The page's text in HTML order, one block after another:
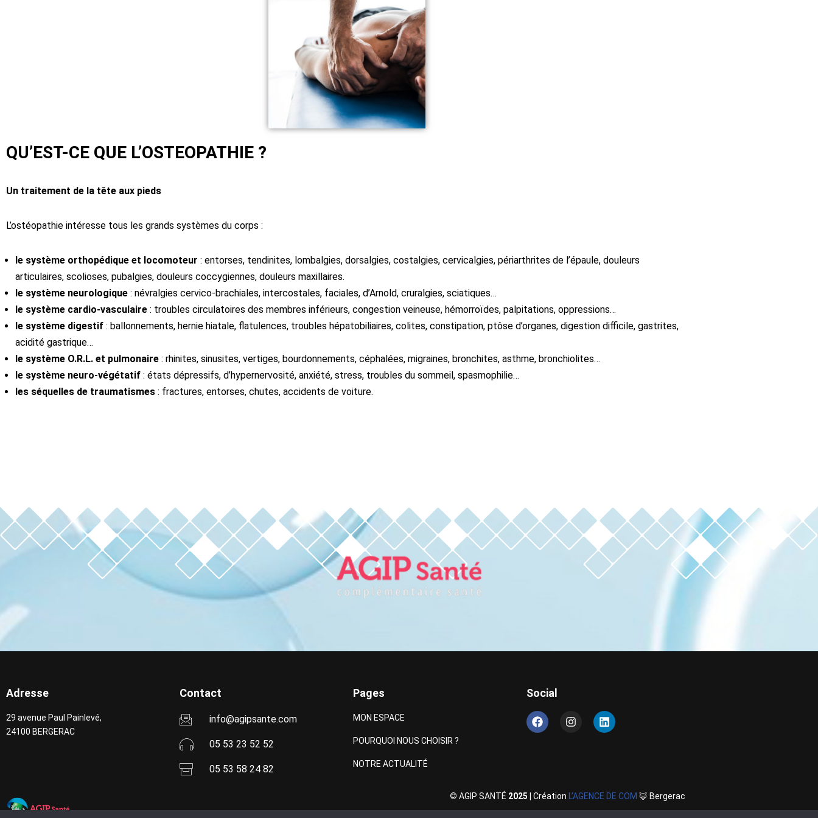
QU’EST-CE QUE L’OSTEOPATHIE ?
Un traitement de la tête aux pieds
L’ostéopathie intéresse tous les grands systèmes du corps :
le système orthopédique et locomoteur : entorses, tendinites, lombalgies, dorsalgies, costalgies, cervicalgies, périarthrites de l’épaule, douleurs
articulaires, scolioses, pubalgies, douleurs coccygiennes, douleurs maxillaires.
le système neurologique : névralgies cervico-brachiales, intercostales, faciales, d’Arnold, cruralgies, sciatiques…
le système cardio-vasculaire : troubles circulatoires des membres inférieurs, congestion veineuse, hémorroïdes, palpitations, oppressions…
le système digestif : ballonnements, hernie hiatale, flatulences, troubles hépatobiliaires, colites, constipation, ptôse d’organes, digestion difficile, gastrites,
acidité gastrique…
le système O.R.L. et pulmonaire : rhinites, sinusites, vertiges, bourdonnements, céphalées, migraines, bronchites, asthme, bronchiolites…
le système neuro-végétatif : états dépressifs, d’hypernervosité, anxiété, stress, troubles du sommeil, spasmophilie…
les séquelles de traumatismes : fractures, entorses, chutes, accidents de voiture.
Adresse
29 avenue Paul Painlevé,
24100 BERGERAC
Contact
info@agipsante.com
05 53 23 52 52
05 53 58 24 82
Pages
MON ESPACE
POURQUOI NOUS CHOISIR ?
NOTRE ACTUALITÉ
Social
© AGIP SANTÉ 2025 | Création L’AGENCE DE COM 🦊 Bergerac